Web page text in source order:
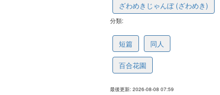
ざわめきじゃんぼ (ざわめき)
分類:
短篇 同人
百合花園
最後更新: 2026-08-08 07:59